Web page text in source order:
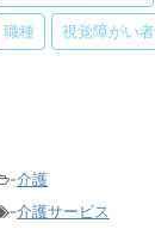
職種 視覚障がい者
-介護
-介護サービス